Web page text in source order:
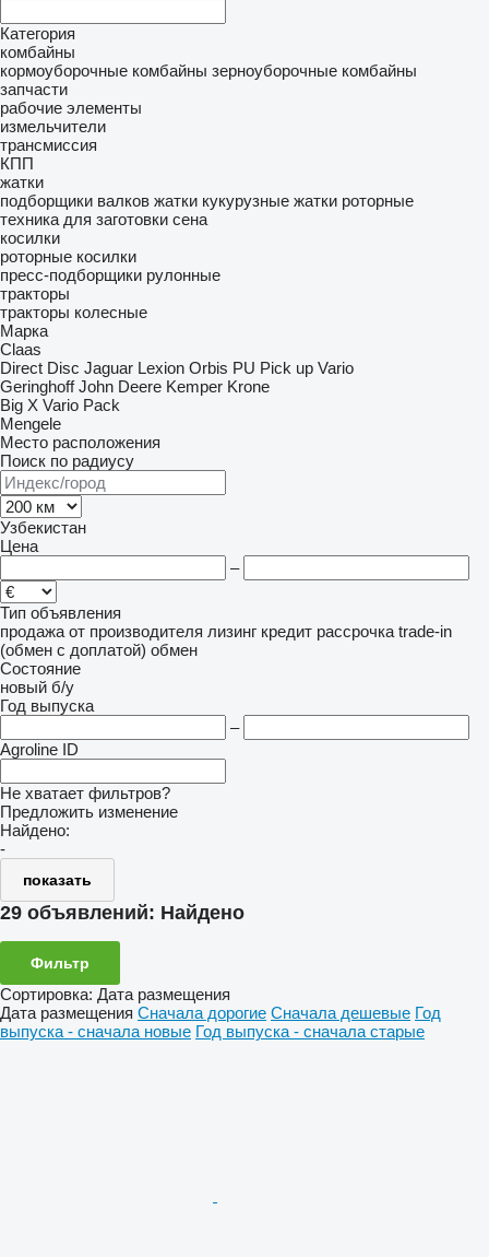
Категория
комбайны
кормоуборочные комбайны зерноуборочные комбайны
запчасти
рабочие элементы
измельчители
трансмиссия
КПП
жатки
подборщики валков жатки кукурузные жатки роторные
техника для заготовки сена
косилки
роторные косилки
пресс-подборщики рулонные
тракторы
тракторы колесные
Марка
Claas
Direct Disc Jaguar Lexion Orbis PU Pick up Vario
Geringhoff John Deere Kemper Krone
Big X Vario Pack
Mengele
Место расположения
Поиск по радиусу
Узбекистан
Цена
–
Тип объявления
продажа от производителя лизинг кредит рассрочка trade-in
(обмен с доплатой) обмен
Состояние
новый б/у
Год выпуска
–
Agroline ID
Не хватает фильтров?
Предложить изменение
Найдено:
-
показать
29 объявлений: Найдено
Фильтр
Сортировка: Дата размещения
Дата размещения Сначала дорогие Сначала дешевые Год
выпуска - сначала новые Год выпуска - сначала старые